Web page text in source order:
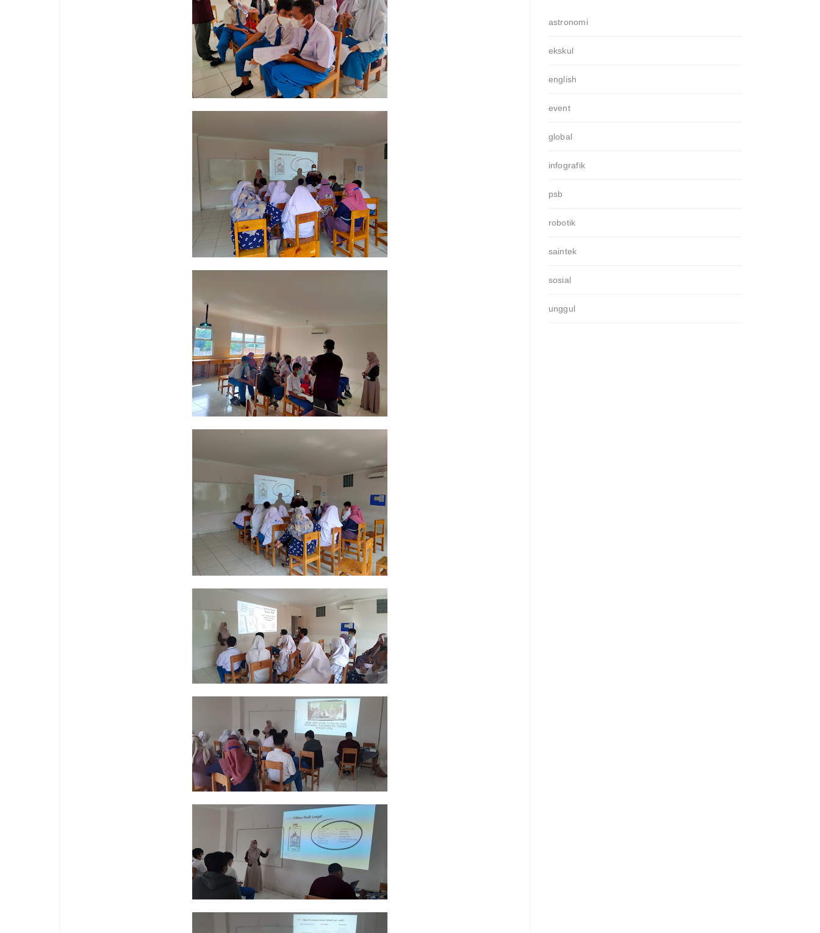
astronomi
ekskul
english
event
global
infografik
psb
robotik
saintek
sosial
unggul